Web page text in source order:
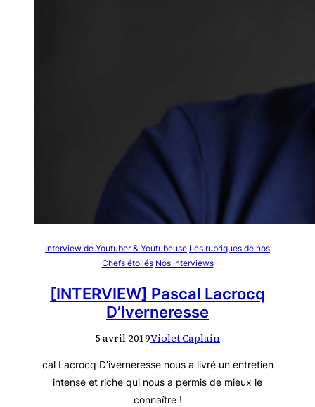
Interview de Youtuber & Youtubeuse Les rubriques de nos
Chefs étoilés Nos interviews
[INTERVIEW] Pascal Lacrocq
D’Iverneresse
5 avril 2019Violet Caplain
cal Lacrocq D’iverneresse nous a livré un entretien
intense et riche qui nous a permis de mieux le
connaître !